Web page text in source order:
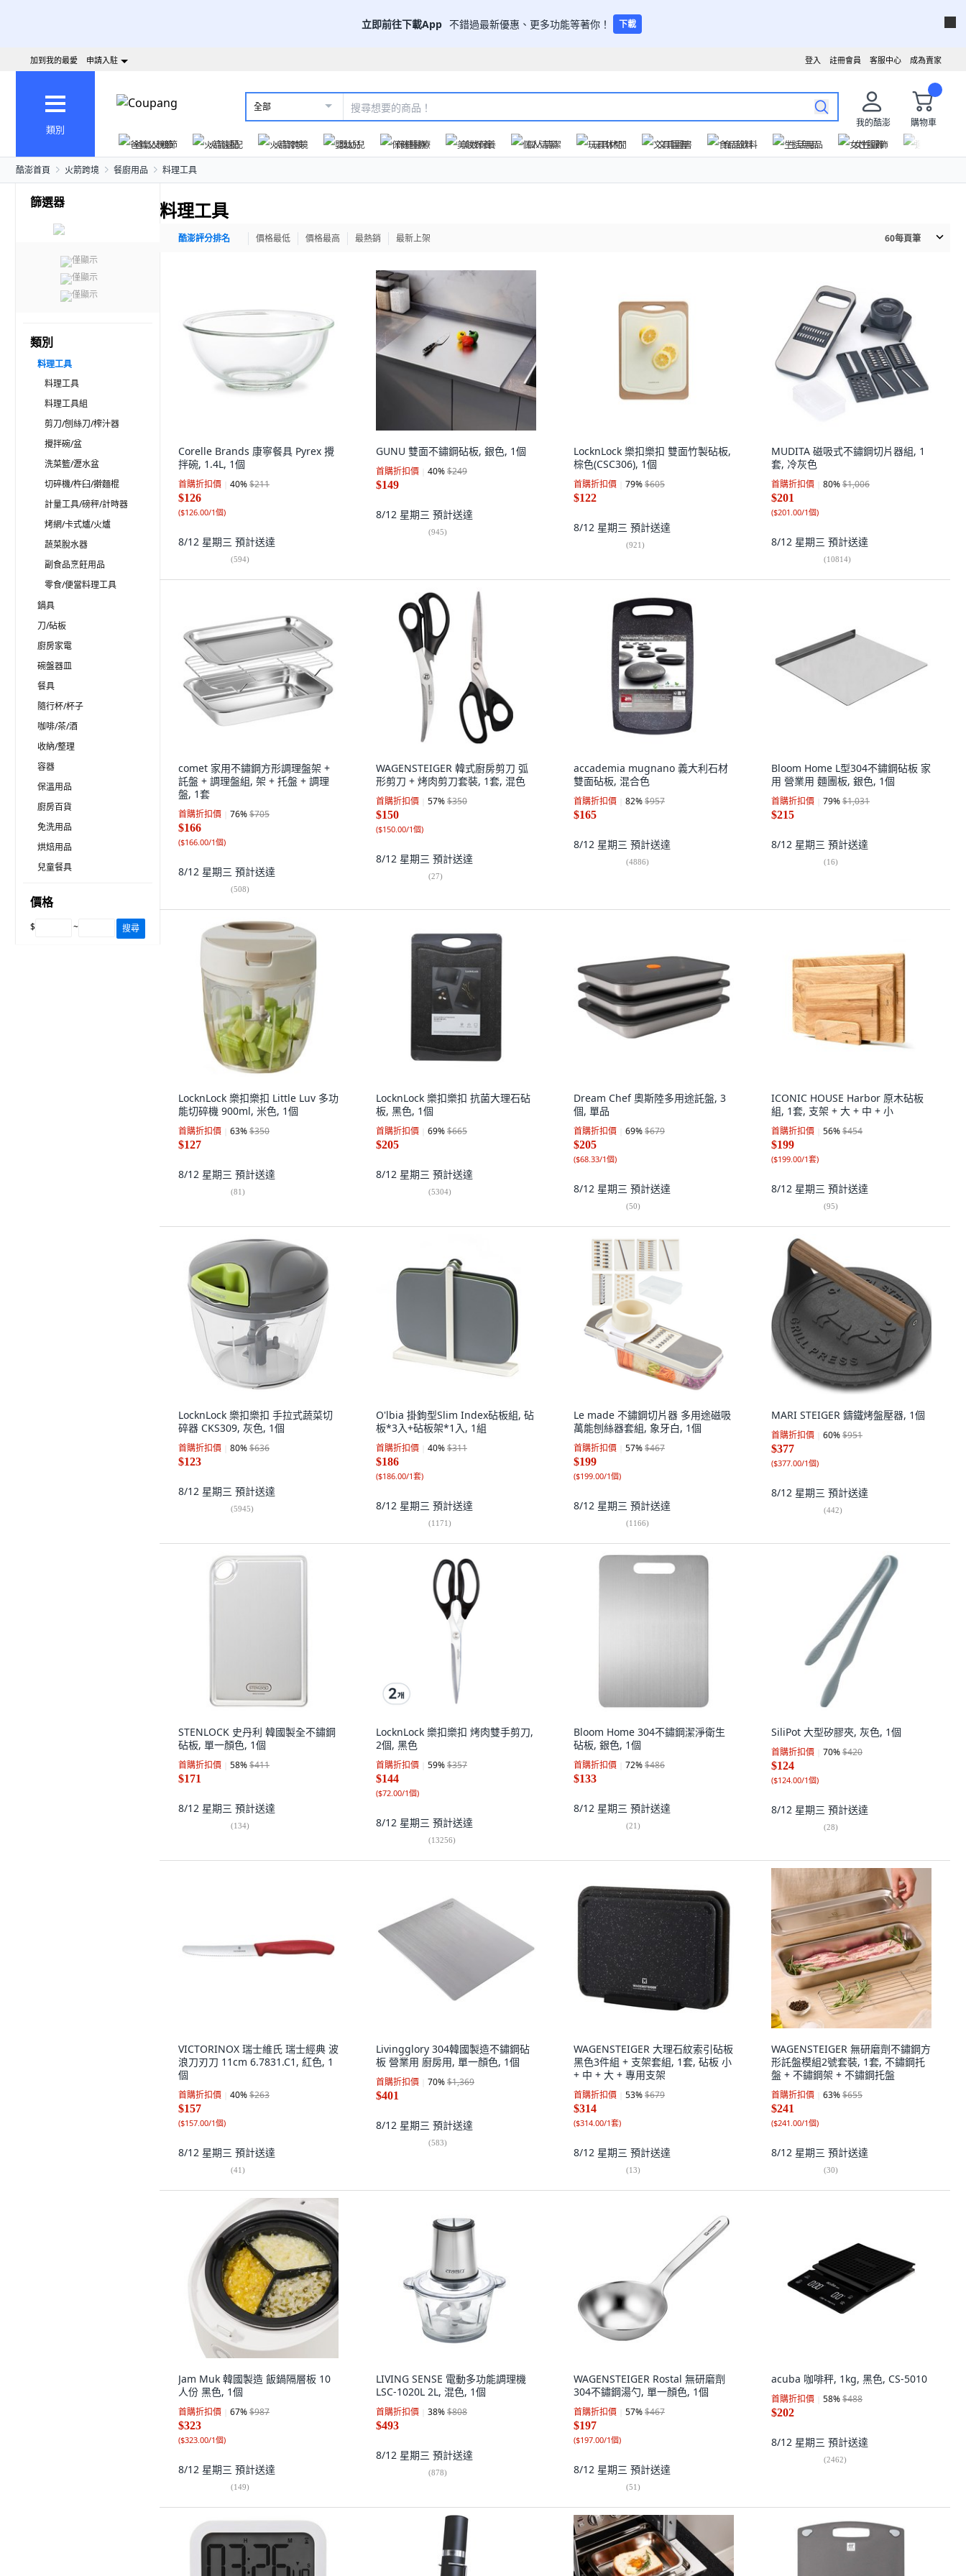
立即前往下載App 不錯過最新優惠、更多功能等著你！ 下載
成為賣家
客服中心
註冊會員
登入
加到我的最愛 申請入駐
類別
全部
我的酷澎
購物車
爸氣父親節
火箭速配 火箭跨境 嬰幼兒 保健醫療 美妝保養 個人清潔 玩具休閒 文具圖書 食品飲料 生活用品 女性服飾
酷澎首頁 火箭跨境 餐廚用品 料理工具
篩選器
僅顯示
僅顯示
僅顯示
類別
料理工具
料理工具
料理工具組
剪刀/刨絲刀/榨汁器
攪拌碗/盆
洗菜籃/瀝水盆
切碎機/杵臼/擀麵棍
計量工具/磅秤/計時器
烤網/卡式爐/火爐
蔬菜脫水器
副食品烹飪用品
零食/便當料理工具
鍋具
刀/砧板
廚房家電
碗盤器皿
餐具
隨行杯/杯子
咖啡/茶/酒
收納/整理
容器
保溫用品
廚房百貨
免洗用品
烘焙用品
兒童餐具
價格
$ ~ 搜尋
料理工具
酷澎評分排名 價格最低 價格最高 最熱銷 最新上架 60每頁筆
Corelle Brands 康寧餐具 Pyrex 攪
拌碗, 1.4L, 1個
首購折扣價 40%$211
$126
($126.00/1個)
8/12 星期三 預計送達
(594)
GUNU 雙面不鏽鋼砧板, 銀色, 1個
首購折扣價 40%$249
$149
8/12 星期三 預計送達
(945)
LocknLock 樂扣樂扣 雙面竹製砧板,
棕色(CSC306), 1個
首購折扣價 79%$605
$122
8/12 星期三 預計送達
(921)
MUDITA 磁吸式不鏽鋼切片器組, 1
套, 冷灰色
首購折扣價 80%$1,006
$201
($201.00/1個)
8/12 星期三 預計送達
(10814)
comet 家用不鏽鋼方形調理盤架 +
託盤 + 調理盤組, 架 + 托盤 + 調理
盤, 1套
首購折扣價 76%$705
$166
($166.00/1個)
8/12 星期三 預計送達
(508)
WAGENSTEIGER 韓式廚房剪刀 弧
形剪刀 + 烤肉剪刀套裝, 1套, 混色
首購折扣價 57%$350
$150
($150.00/1個)
8/12 星期三 預計送達
(27)
accademia mugnano 義大利石材
雙面砧板, 混合色
首購折扣價 82%$957
$165
8/12 星期三 預計送達
(4886)
Bloom Home L型304不鏽鋼砧板 家
用 營業用 麵團板, 銀色, 1個
首購折扣價 79%$1,031
$215
8/12 星期三 預計送達
(16)
LocknLock 樂扣樂扣 Little Luv 多功
能切碎機 900ml, 米色, 1個
首購折扣價 63%$350
$127
8/12 星期三 預計送達
(81)
LocknLock 樂扣樂扣 抗菌大理石砧
板, 黑色, 1個
首購折扣價 69%$665
$205
8/12 星期三 預計送達
(5304)
Dream Chef 奧斯陸多用途託盤, 3
個, 單品
首購折扣價 69%$679
$205
($68.33/1個)
8/12 星期三 預計送達
(50)
ICONIC HOUSE Harbor 原木砧板
組, 1套, 支架 + 大 + 中 + 小
首購折扣價 56%$454
$199
($199.00/1套)
8/12 星期三 預計送達
(95)
LocknLock 樂扣樂扣 手拉式蔬菜切
碎器 CKS309, 灰色, 1個
首購折扣價 80%$636
$123
8/12 星期三 預計送達
(5945)
O'lbia 掛鉤型Slim Index砧板組, 砧
板*3入+砧板架*1入, 1組
首購折扣價 40%$311
$186
($186.00/1套)
8/12 星期三 預計送達
(1171)
Le made 不鏽鋼切片器 多用途磁吸
萬能刨絲器套組, 象牙白, 1個
首購折扣價 57%$467
$199
($199.00/1個)
8/12 星期三 預計送達
(1166)
MARI STEIGER 鑄鐵烤盤壓器, 1個
首購折扣價 60%$951
$377
($377.00/1個)
8/12 星期三 預計送達
(442)
STENLOCK 史丹利 韓國製全不鏽鋼
砧板, 單一顏色, 1個
首購折扣價 58%$411
$171
8/12 星期三 預計送達
(134)
LocknLock 樂扣樂扣 烤肉雙手剪刀,
2個, 黑色
首購折扣價 59%$357
$144
($72.00/1個)
8/12 星期三 預計送達
(13256)
Bloom Home 304不鏽鋼潔淨衛生
砧板, 銀色, 1個
首購折扣價 72%$486
$133
8/12 星期三 預計送達
(21)
SiliPot 大型矽膠夾, 灰色, 1個
首購折扣價 70%$420
$124
($124.00/1個)
8/12 星期三 預計送達
(28)
VICTORINOX 瑞士維氏 瑞士經典 波
浪刀刃刀 11cm 6.7831.C1, 紅色, 1
個
首購折扣價 40%$263
$157
($157.00/1個)
8/12 星期三 預計送達
(41)
Livingglory 304韓國製造不鏽鋼砧
板 營業用 廚房用, 單一顏色, 1個
首購折扣價 70%$1,369
$401
8/12 星期三 預計送達
(583)
WAGENSTEIGER 大理石紋索引砧板
黑色3件組 + 支架套組, 1套, 砧板 小
+ 中 + 大 + 專用支架
首購折扣價 53%$679
$314
($314.00/1套)
8/12 星期三 預計送達
(13)
WAGENSTEIGER 無研磨劑不鏽鋼方
形託盤模組2號套裝, 1套, 不鏽鋼托
盤 + 不鏽鋼架 + 不鏽鋼托盤
首購折扣價 63%$655
$241
($241.00/1個)
8/12 星期三 預計送達
(30)
Jam Muk 韓國製造 飯鍋隔層板 10
人份 黑色, 1個
首購折扣價 67%$987
$323
($323.00/1個)
8/12 星期三 預計送達
(149)
LIVING SENSE 電動多功能調理機
LSC-1020L 2L, 混色, 1個
首購折扣價 38%$808
$493
8/12 星期三 預計送達
(878)
WAGENSTEIGER Rostal 無研磨劑
304不鏽鋼湯勺, 單一顏色, 1個
首購折扣價 57%$467
$197
($197.00/1個)
8/12 星期三 預計送達
(51)
acuba 咖啡秤, 1kg, 黑色, CS-5010
首購折扣價 58%$488
$202
8/12 星期三 預計送達
(2462)